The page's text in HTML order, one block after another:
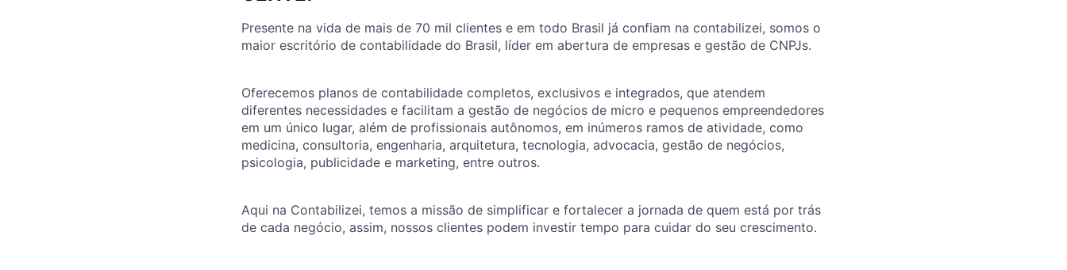
Presente na vida de mais de 70 mil clientes e em todo Brasil já confiam na contabilizei, somos o
maior escritório de contabilidade do Brasil, líder em abertura de empresas e gestão de CNPJs.
Oferecemos planos de contabilidade completos, exclusivos e integrados, que atendem
diferentes necessidades e facilitam a gestão de negócios de micro e pequenos empreendedores
em um único lugar, além de profissionais autônomos, em inúmeros ramos de atividade, como
medicina, consultoria, engenharia, arquitetura, tecnologia, advocacia, gestão de negócios,
psicologia, publicidade e marketing, entre outros.
Aqui na Contabilizei, temos a missão de simplificar e fortalecer a jornada de quem está por trás
de cada negócio, assim, nossos clientes podem investir tempo para cuidar do seu crescimento.